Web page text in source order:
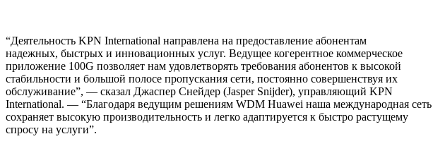
“Деятельность KPN International направлена на предоставление абонентам
надежных, быстрых и инновационных услуг. Ведущее когерентное коммерческое
приложение 100G позволяет нам удовлетворять требования абонентов к высокой
стабильности и большой полосе пропускания сети, постоянно совершенствуя их
обслуживание”, — сказал Джаспер Снейдер (Jasper Snijder), управляющий KPN
International. — “Благодаря ведущим решениям WDM Huawei наша международная сеть
сохраняет высокую производительность и легко адаптируется к быстро растущему
спросу на услуги”.